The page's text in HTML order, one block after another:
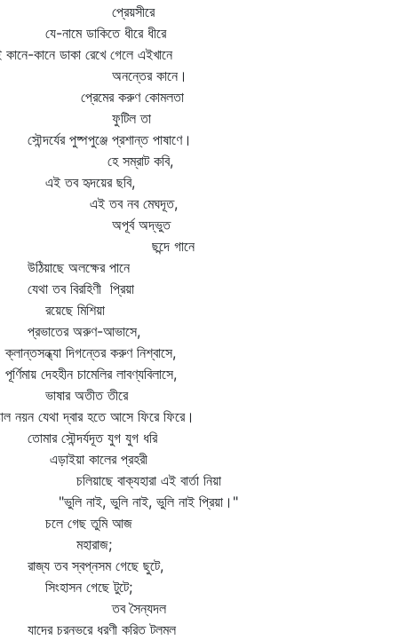
নামে ডাকিতে ধীরে ধীরে
কানে-কানে ডাকা রেখে গেলে এইখানে
কানে।
করুণ কোমলতা
তা
পুষ্পপুঞ্জে প্রশান্ত পাষাণে।
সম্রাট কবি,
তব হৃদয়ের ছবি,
তব নব মেঘদূত,
অদ্ভুত
গানে
অলক্ষের পানে
তব বিরহিণী প্রিয়া
মিশিয়া
অরুণ-আভাসে,
দিগন্তের করুণ নিশ্বাসে,
দেহহীন চামেলির লাবণ্যবিলাসে,
অতীত তীরে
নয়ন যেথা দ্বার হতে আসে ফিরে ফিরে।
সৌন্দর্যদূত যুগ যুগ ধরি
কালের প্রহরী
বাক্যহারা এই বার্তা নিয়া
নাই, ভুলি নাই, ভুলি নাই প্রিয়া।"
গেছ তুমি আজ
তব স্বপ্নসম গেছে ছুটে,
গেছে টুটে;
সৈন্যদল
চরনভরে ধরণী করিত টলমল